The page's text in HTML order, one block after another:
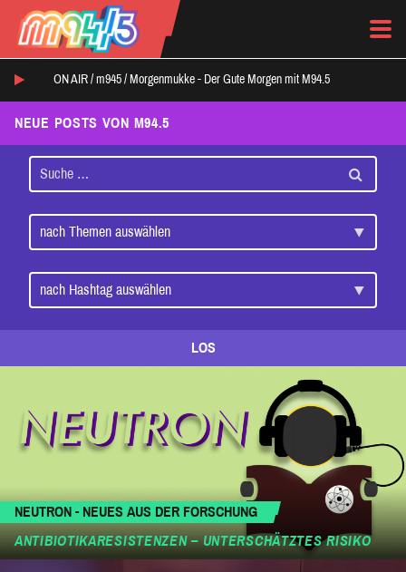
ON AIR / m945 / Morgenmukke - Der Gute Morgen mit M94.5
NEUE POSTS VON M94.5
LOS
NEUTRON - NEUES AUS DER FORSCHUNG
ANTIBIOTIKARESISTENZEN – UNTERSCHÄTZTES RISIKO